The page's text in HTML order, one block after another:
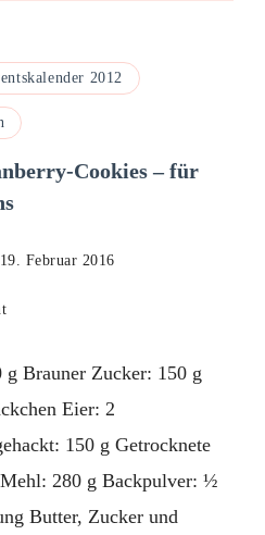
2012
Cookies – für
19. Februar 2016
on
Cookies
–
Nuss-
Fans
Brauner Zucker: 150 g
Eier: 2
150 g Getrocknete
280 g Backpulver: ½
Butter, Zucker und